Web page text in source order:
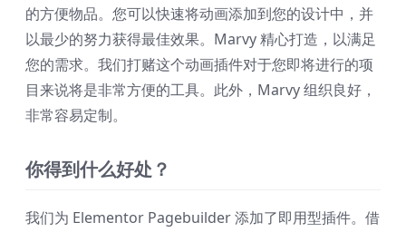
的方便物品。您可以快速将动画添加到您的设计中，并
以最少的努力获得最佳效果。Marvy 精心打造，以满足
您的需求。我们打赌这个动画插件对于您即将进行的项
目来说将是非常方便的工具。此外，Marvy 组织良好，
非常容易定制。
你得到什么好处？
我们为 Elementor Pagebuilder 添加了即用型插件。借